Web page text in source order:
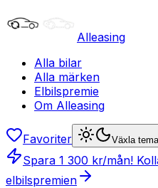
Alleasing
Alla bilar
Alla märken
Elbilspremie
Om Alleasing
Favoriter Växla tema
Spara 1 300 kr/mån!
elbilspremien